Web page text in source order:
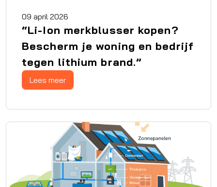
09 april 2026
“Li-Ion merkblusser kopen?
Bescherm je woning en bedrijf
tegen lithium brand.”
Lees meer